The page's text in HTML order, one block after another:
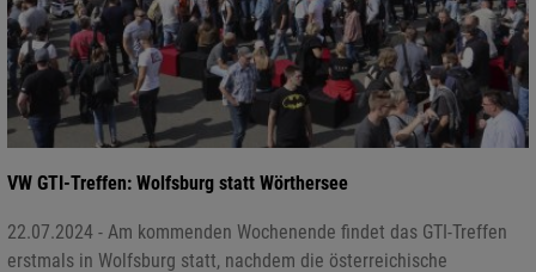
VW GTI-Treffen: Wolfsburg statt Wörthersee
22.07.2024 - Am kommenden Wochenende findet das GTI-Treffen
erstmals in Wolfsburg statt, nachdem die österreichische